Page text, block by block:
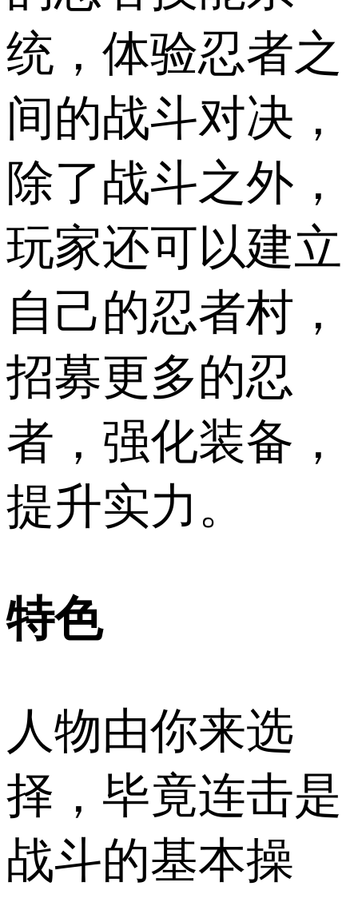
统，体验忍者之
间的战斗对决，
除了战斗之外，
玩家还可以建立
自己的忍者村，
招募更多的忍
者，强化装备，
提升实力。
特色
人物由你来选
择，毕竟连击是
战斗的基本操